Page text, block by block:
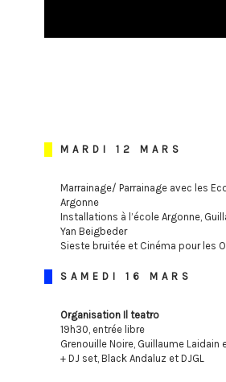
MARDI 12 MARS
Marrainage/ Parrainage avec les
Argonne
Installations à l’école Argonne,
Yan Beigbeder
Sieste bruitée et Cinéma pour les
SAMEDI 16 MARS
Organisation Il teatro
19h30, entrée libre
Grenouille Noire, Guillaume Laidain
+ DJ set, Black Andaluz et DJGL